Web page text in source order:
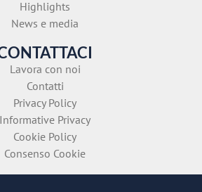
Highlights
News e media
Lavora con noi
Contatti
Privacy Policy
Informative Privacy
Cookie Policy
Consenso Cookie